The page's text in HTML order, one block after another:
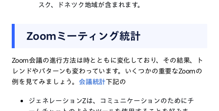
スク、ドネツク地域が含まれます。
Zoomミーティング統計
Zoom会議の進行方法は時とともに変化しており、その結果、ト
レンドやパターンも変わっています。いくつかの重要なZoomの
例を見てみましょう。 会議統計下記の
ジェネレーションZは、コミュニケーションのためにチ